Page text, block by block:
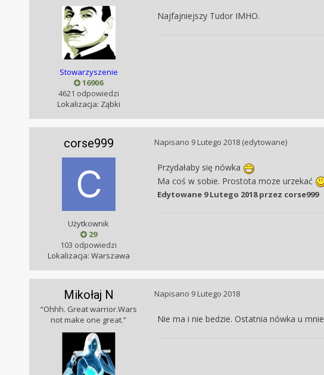
Stowarzyszenie
16906
4621 odpowiedzi
Lokalizacja: Ząbki
Najfajniejszy Tudor IMHO.
corse999
Użytkownik
29
103 odpowiedzi
Lokalizacja: Warszawa
Napisano 9 Lutego 2018 (edytowane)
Przydałaby się nówka
Ma coś w sobie. Prostota moze urzekać
Edytowane 9 Lutego 2018przez corse999
Mikołaj N
“Ohhh. Great warrior.Wars
not make one great.”
Napisano 9 Lutego 2018
Nie ma i nie bedzie. Ostatnia nówka u mnie